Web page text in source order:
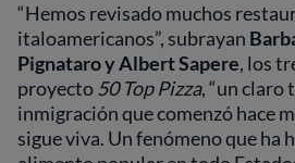
“Hemos revisado muchos
italoamericanos”, subrayan
Pignataro y Albert Sapere, los
proyecto50 Top Pizza, “un claro
inmigración que comenzó hace
sigue viva. Un fenómeno que ha